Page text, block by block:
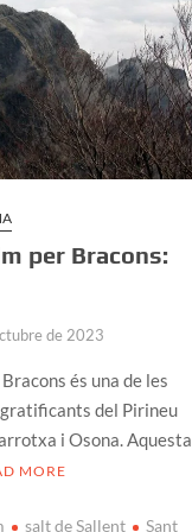
per Bracons:
de 2023
és una de les
del Pirineu
i Osona. Aquesta
MORE
salt de Sallent
Sant